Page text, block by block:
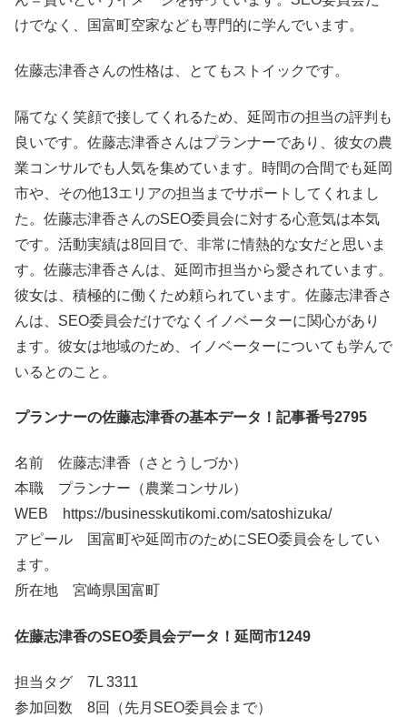
けでなく、国富町空家なども専門的に学んでいます。
佐藤志津香さんの性格は、とてもストイックです。
隔てなく笑顔で接してくれるため、延岡市の担当の評判も
良いです。佐藤志津香さんはプランナーであり、彼女の農
業コンサルでも人気を集めています。時間の合間でも延岡
市や、その他13エリアの担当までサポートしてくれまし
た。佐藤志津香さんのSEO委員会に対する心意気は本気
です。活動実績は8回目で、非常に情熱的な女だと思いま
す。佐藤志津香さんは、延岡市担当から愛されています。
彼女は、積極的に働くため頼られています。佐藤志津香さ
んは、SEO委員会だけでなくイノベーターに関心があり
ます。彼女は地域のため、イノベーターについても学んで
いるとのこと。
プランナーの佐藤志津香の基本データ！記事番号2795
名前 佐藤志津香（さとうしづか）
本職 プランナー（農業コンサル）
WEB https://businesskutikomi.com/satoshizuka/
アピール 国富町や延岡市のためにSEO委員会をしてい
ます。
所在地 宮崎県国富町
佐藤志津香のSEO委員会データ！延岡市1249
担当タグ 7L 3311
参加回数 8回（先月SEO委員会まで）